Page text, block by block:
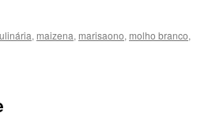
, maizena, marisaono, molho branco,